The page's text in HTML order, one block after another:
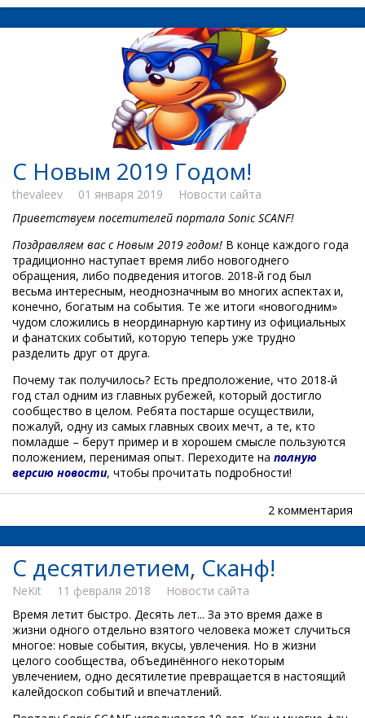
С Новым 2019 Годом!
thevaleev 01 января 2019
Новости сайта
Приветствуем посетителей портала Sonic SCANF!
Поздравляем вас с Новым 2019 годом! В конце каждого года
традиционно наступает время либо новогоднего
обращения, либо подведения итогов. 2018-й год был
весьма интересным, неоднозначным во многих аспектах и,
конечно, богатым на события. Те же итоги «новогодним»
чудом сложились в неординарную картину из официальных
и фанатских событий, которую теперь уже трудно
разделить друг от друга.
Почему так получилось? Есть предположение, что 2018-й
год стал одним из главных рубежей, который достигло
сообщество в целом. Ребята постарше осуществили,
пожалуй, одну из самых главных своих мечт, а те, кто
помладше – берут пример и в хорошем смысле пользуются
положением, перенимая опыт. Переходите на полную
версию новости, чтобы прочитать подробности!
2 комментария
С десятилетием, Сканф!
NeKit 11 февраля 2018
Новости сайта
Время летит быстро. Десять лет... За это время даже в
жизни одного отдельно взятого человека может случиться
многое: новые события, вкусы, увлечения. Но в жизни
целого сообщества, объединённого некоторым
увлечением, одно десятилетие превращается в настоящий
калейдоскоп событий и впечатлений.